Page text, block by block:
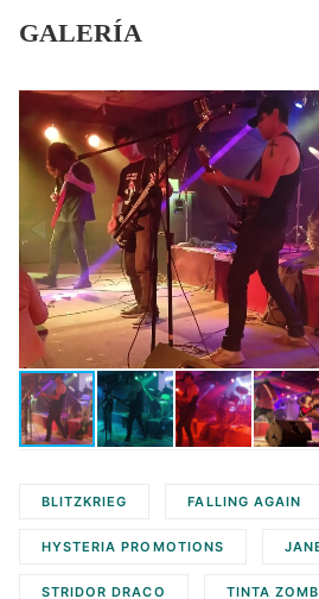
GALERÍA
BLITZKRIEG FALLING AGAIN
HYSTERIA PROMOTIONS
STRIDOR DRACO TINTA